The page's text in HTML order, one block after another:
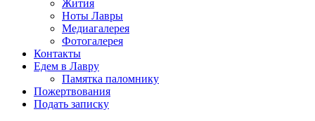
Жития
Ноты Лавры
Медиагалерея
Фотогалерея
Контакты
Едем в Лавру
Памятка паломнику
Пожертвования
Подать записку